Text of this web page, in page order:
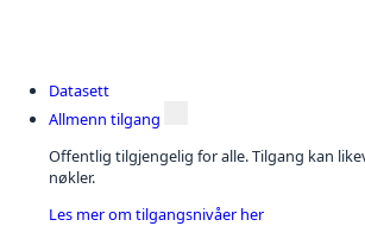
Datasett
Allmenn tilgang
Offentlig tilgjengelig for alle. Tilgang kan
nøkler.
Les mer om tilgangsnivåer her